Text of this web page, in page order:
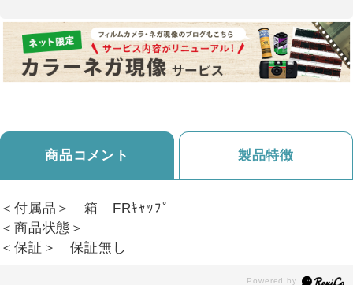
商品コメント 製品特徴
＜付属品＞ 箱 FRｷｬｯﾌﾟ
＜商品状態＞
＜保証＞ 保証無し